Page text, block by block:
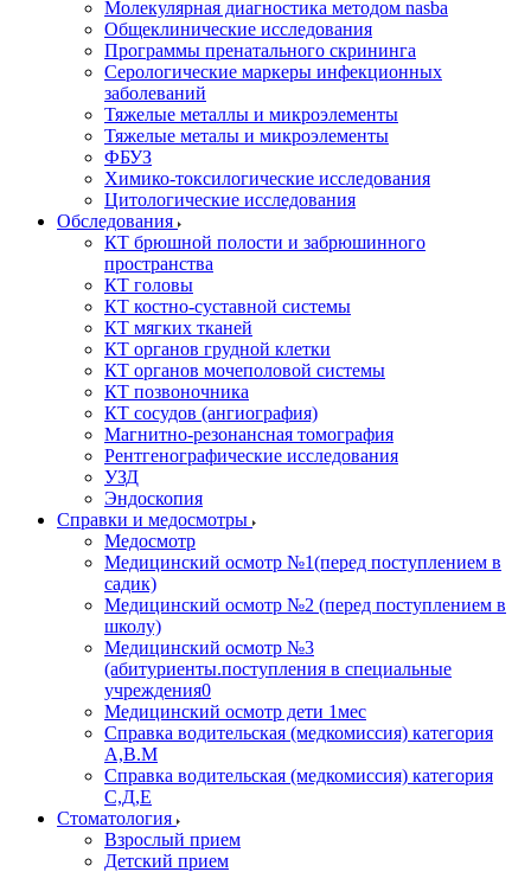
Молекулярная диагностика методом nasba
Общеклинические исследования
Программы пренатального скрининга
Серологические маркеры инфекционных
заболеваний
Тяжелые металлы и микроэлементы
Тяжелые металы и микроэлементы
ФБУЗ
Химико-токсилогические исследования
Цитологические исследования
Обследования
КТ брюшной полости и забрюшинного
пространства
КТ головы
КТ костно-суставной системы
КТ мягких тканей
КТ органов грудной клетки
КТ органов мочеполовой системы
КТ позвоночника
КТ сосудов (ангиография)
Магнитно-резонансная томография
Рентгенографические исследования
УЗД
Эндоскопия
Справки и медосмотры
Медосмотр
Медицинский осмотр №1(перед поступлением в
садик)
Медицинский осмотр №2 (перед поступлением в
школу)
Медицинский осмотр №3
(абитуриенты.поступления в специальные
учреждения0
Медицинский осмотр дети 1мес
Справка водительская (медкомиссия) категория
А,В.М
Справка водительская (медкомиссия) категория
С,Д,Е
Стоматология
Взрослый прием
Детский прием